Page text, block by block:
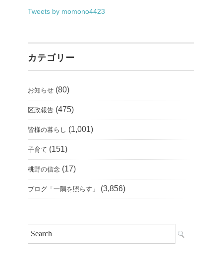
Tweets by momono4423
カテゴリー
お知らせ (80)
区政報告 (475)
皆様の暮らし (1,001)
子育て (151)
桃野の信念 (17)
ブログ「一隅を照らす」 (3,856)